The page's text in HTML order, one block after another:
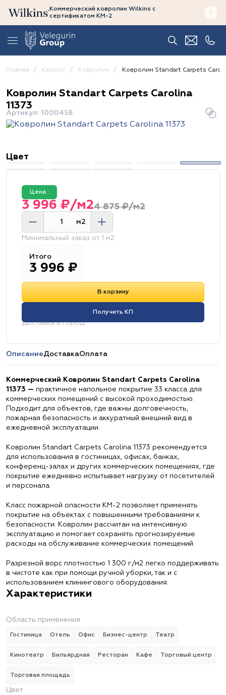
Коммерческий ковролин Wilkins с
сертификатом КМ-2
Главная Каталог Ковролин Ковролин Standart Carpets
Ковролин Standart Carpets Carolina
11373
Артикул: 1000458
Цвет
Цена :
4 875 ₽/м2
3 996 ₽/м2
м2
Минимальный заказ от 1 м2
Итого
3 996 ₽
В корзину
Получить КП
Доставка в город:
ОписаниеДоставкаОплата
Коммерческий Ковролин Standart Carpets Carolina
11373 — практичное напольное покрытие 33 класса для
коммерческих помещений с высокой проходимостью.
Подходит для объектов, где важны долговечность,
пожарная безопасность и аккуратный внешний вид в
ежедневной эксплуатации.
Ковролин Standart Carpets Carolina 11373 рекомендуется
для использования в гостиницах, офисах, банках,
конференц-залах и других коммерческих помещениях, где
покрытие ежедневно испытывает нагрузку от посетителей
и персонала.
Класс пожарной опасности КМ-2 позволяет применять
покрытие на объектах с повышенными требованиями к
безопасности. Ковролин рассчитан на интенсивную
эксплуатацию и помогает сохранять прогнозируемые
расходы на обслуживание коммерческих помещений.
Разрезной ворс плотностью 1 300 г/м2 легко поддерживать
в чистоте как при помощи ручной уборки, так и с
использованием клинингового оборудования.
Характеристики
Область применения
Гостиница Отель Офис Бизнес-центр Театр
Кинотеатр Бильярдная Ресторан Кафе Торговый центр
Торговая площадь
Цвет